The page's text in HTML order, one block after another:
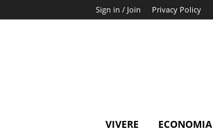
Sign in / Join Privacy Policy
VIVERE ECONOMIA